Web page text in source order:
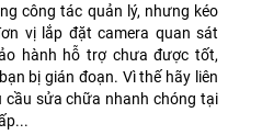
công tác quản lý, nhưng kéo
vị lắp đặt camera quan sát
hành hỗ trợ chưa được tốt,
bị gián đoạn. Vì thế hãy liên
cầu sửa chữa nhanh chóng tại